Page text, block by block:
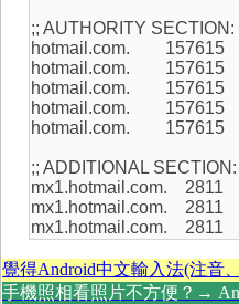
;; AUTHORITY SECTION:
hotmail.com. 157615
hotmail.com. 157615
hotmail.com. 157615
hotmail.com. 157615
hotmail.com. 157615
;; ADDITIONAL SECTION:
mx1.hotmail.com.
mx1.hotmail.com.
mx1.hotmail.com.
覺得Android中文輸入法(注音
手機照相看照片不方便？→